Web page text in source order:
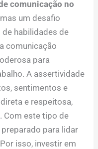
comunicação no
um desafio
de habilidades de
comunicação
para
A assertividade
sentimentos e
e respeitosa,
Com este tipo de
para lidar
isso, investir em